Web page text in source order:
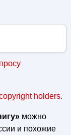
holders.
можно
и похожие